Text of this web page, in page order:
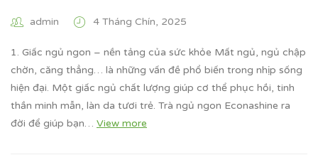
admin 4 Tháng Chín, 2025
1. Giấc ngủ ngon – nền tảng của sức khỏe Mất ngủ, ngủ chập
chờn, căng thẳng… là những vấn đề phổ biến trong nhịp sống
hiện đại. Một giấc ngủ chất lượng giúp cơ thể phục hồi, tinh
thần minh mẫn, làn da tươi trẻ. Trà ngủ ngon Econashine ra
đời để giúp bạn… View more